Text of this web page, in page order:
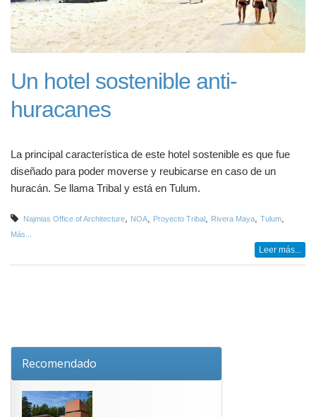
Un hotel sostenible anti-
huracanes
La principal característica de este hotel sostenible es que fue
diseñado para poder moverse y reubicarse en caso de un
huracán. Se llama Tribal y está en Tulum.
Najmias Office of Architecture, NOA, Proyecto Tribal, Rivera Maya, Tulum,
Más...
Leer más...
Recomendado